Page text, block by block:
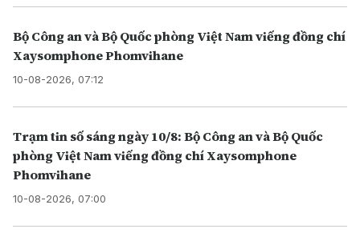
Bộ Công an và Bộ Quốc phòng Việt Nam viếng đồng chí
Xaysomphone Phomvihane
10-08-2026, 07:12
Trạm tin số sáng ngày 10/8: Bộ Công an và Bộ Quốc
phòng Việt Nam viếng đồng chí Xaysomphone
Phomvihane
10-08-2026, 07:00